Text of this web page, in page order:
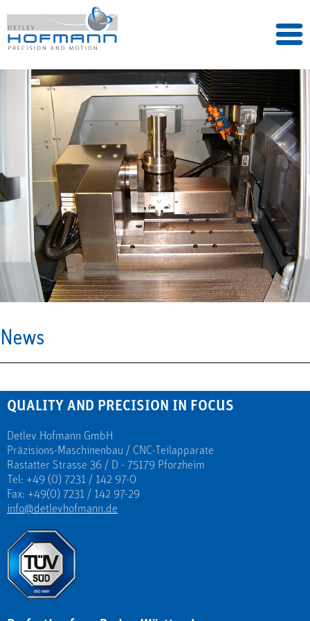
News
QUALITY AND PRECISION IN FOCUS
Detlev Hofmann GmbH
Präzisions-Maschinenbau / CNC-Teilapparate
Rastatter Strasse 36 / D - 75179 Pforzheim
Tel: +49 (0) 7231 / 142 97-0
Fax: +49(0) 7231 / 142 97-29
info@detlevhofmann.de